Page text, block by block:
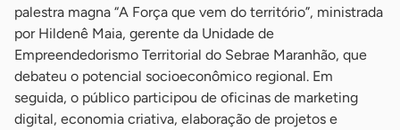
palestra magna “A Força que vem do território”, ministrada
por Hildenê Maia, gerente da Unidade de
Empreendedorismo Territorial do Sebrae Maranhão, que
debateu o potencial socioeconômico regional. Em
seguida, o público participou de oficinas de marketing
digital, economia criativa, elaboração de projetos e